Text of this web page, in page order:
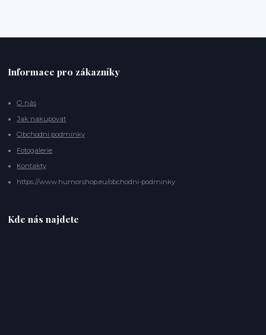
Informace pro zákazníky
O nás
Jak nakupovat
Obchodní podmínky
Fotogalerie
Kontakty
https://www.humorshop.eu/obchodni-podminky
Kde nás najdete